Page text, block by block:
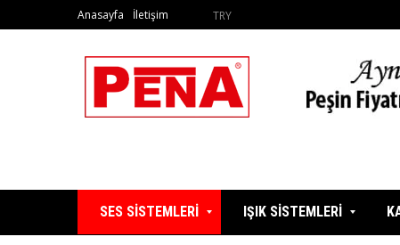
TRY
Anasayfa İletişim
SES SİSTEMLERİ IŞIK SİSTEMLERİ